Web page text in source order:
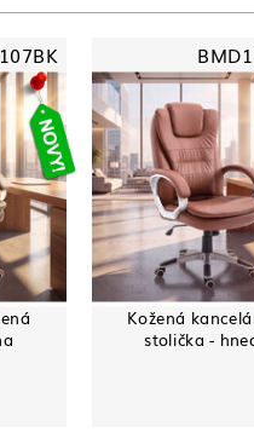
Kožená
stolička -